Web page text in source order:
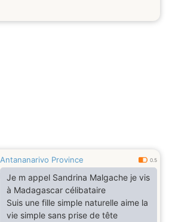
Antananarivo Province 0.5
Je m appel Sandrina Malgache je vis
à Madagascar célibataire
Suis une fille simple naturelle aime la
vie simple sans prise de tête